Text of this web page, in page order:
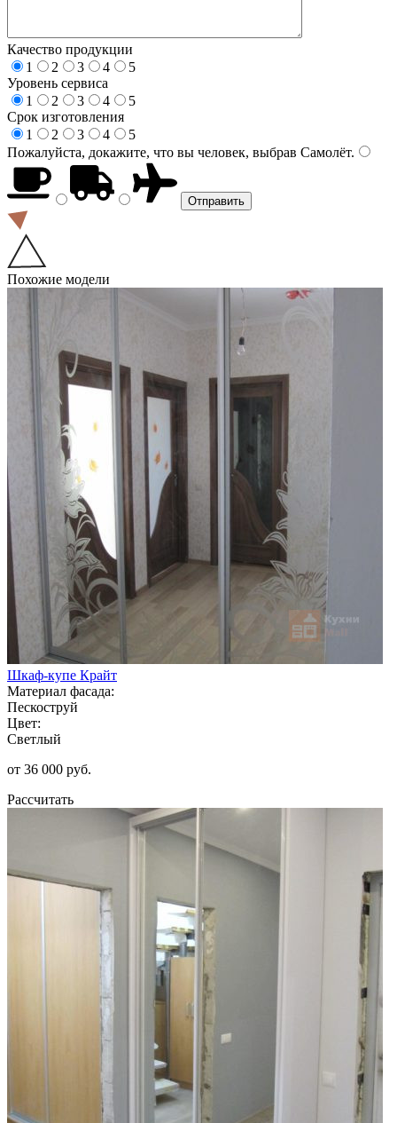
Качество продукции
1
2 3 4
5
Уровень сервиса
1
2 3 4
5
Срок изготовления
1
2 3 4
5
Пожалуйста, докажите, что вы человек, выбрав Самолёт.
Похожие модели
Шкаф-купе Крайт
Материал фасада:
Пескоструй
Цвет:
Светлый
от 36 000 руб.
Рассчитать